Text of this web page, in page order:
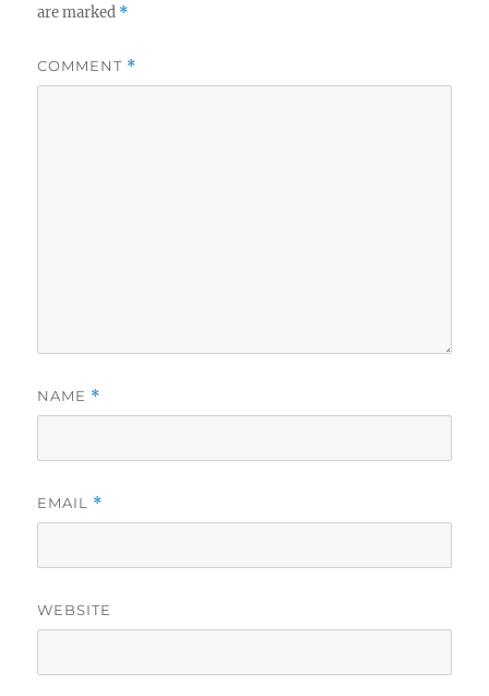
are marked *
COMMENT *
NAME *
EMAIL *
WEBSITE